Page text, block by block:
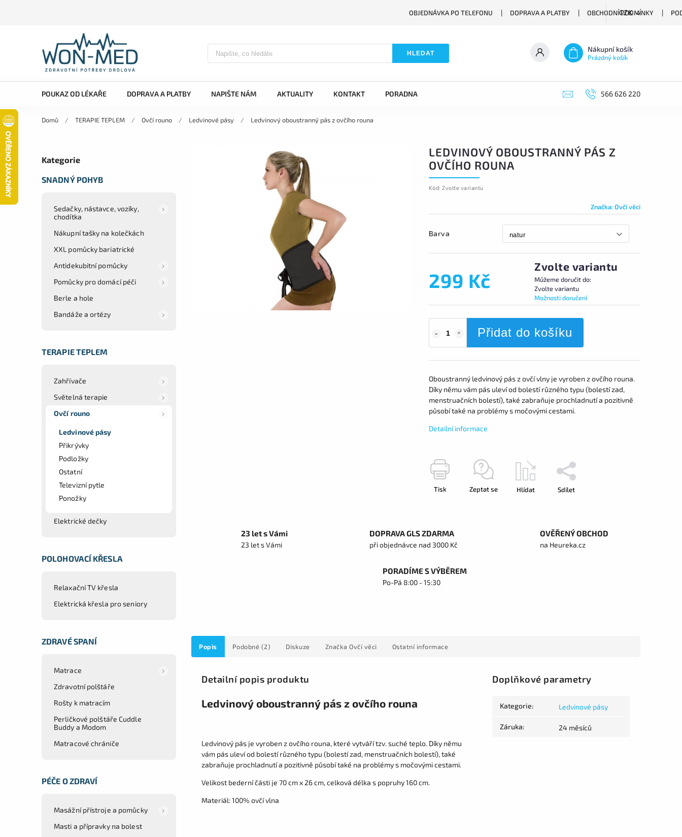
OBJEDNÁVKA PO TELEFONU DOPRAVA A PLATBY OBCHODNÍ PODMÍNKY
CZK
HLEDAT Nákupní košík
Prázdný košík
POUKAZ OD LÉKAŘE DOPRAVA A PLATBY NAPIŠTE NÁM AKTUALITY KONTAKT PORADNA 566 626 220
Domů / TERAPIE TEPLEM / Ovčí rouno / Ledvinové pásy / Ledvinový oboustranný pás z ovčího rouna
Kategorie
SNADNÝ POHYB
Sedačky, nástavce, vozíky,
chodítka
Nákupní tašky na kolečkách
XXL pomůcky bariatrické
Antidekubitní pomůcky
Pomůcky pro domácí péči
Berle a hole
Bandáže a ortézy
TERAPIE TEPLEM
Zahřívače
Světelná terapie
Ovčí rouno
Ledvinové pásy
Přikrývky
Podložky
Ostatní
Televizní pytle
Ponožky
Elektrické dečky
POLOHOVACÍ KŘESLA
Relaxační TV křesla
Elektrická křesla pro seniory
ZDRAVÉ SPANÍ
Matrace
Zdravotní polštáře
Rošty k matracím
Perličkové polštáře Cuddle
Buddy a Modom
Matracové chrániče
PÉČE O ZDRAVÍ
Masážní přístroje a pomůcky
Masti a přípravky na bolest
LEDVINOVÝ OBOUSTRANNÝ PÁS Z
OVČÍHO ROUNA
Kód: Zvolte variantu
Značka:Ovčí věci
Barva
299 Kč
Zvolte variantu
Můžeme doručit do:
Zvolte variantu
Možnosti doručení
Přidat do košíku
Oboustranný ledvinový pás z ovčí vlny je vyroben z ovčího rouna.
Díky němu vám pás uleví od bolestí různého typu (bolestí zad,
menstruačních bolestí), také zabraňuje prochladnutí a pozitivně
působí také na problémy s močovými cestami.
Detailní informace
Tisk Zeptat se Hlídat Sdílet
23 let s Vámi
23 let s Vámi
DOPRAVA GLS ZDARMA
při objednávce nad 3000 Kč
OVĚŘENÝ OBCHOD
na Heureka.cz
PORADÍME S VÝBĚREM
Po-Pá 8:00 - 15:30
Popis Podobné (2) Diskuze Značka Ovčí věci Ostatní informace
Detailní popis produktu
Ledvinový oboustranný pás z ovčího rouna
Ledvinový pás je vyroben z ovčího rouna, které vytváří tzv. suché teplo. Díky němu
vám pás uleví od bolestí různého typu (bolestí zad, menstruačních bolestí), také
zabraňuje prochladnutí a pozitivně působí také na problémy s močovými cestami.
Velikost bederní části je 70 cm x 26 cm, celková délka s popruhy 160 cm.
Materiál: 100% ovčí vlna
Doplňkové parametry
Kategorie: Ledvinové pásy
Záruka: 24 měsíců